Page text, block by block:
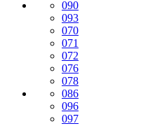
090
093
070
071
072
076
078
086
096
097